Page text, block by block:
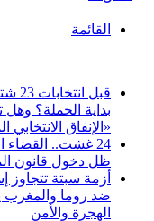
القائمة
بداية الحملة؟
«الإنفاق الانتخابي
24 غشت..
ظل دخول قانون
أزمة سبتة تتجاوز
ضد روما والمغرب
الهجرة والأمن